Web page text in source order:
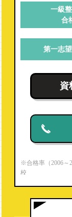
一級
合
第一志
資
※合格率（2006～
校